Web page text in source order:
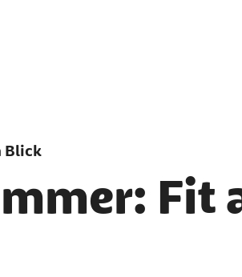
Blick
Fit